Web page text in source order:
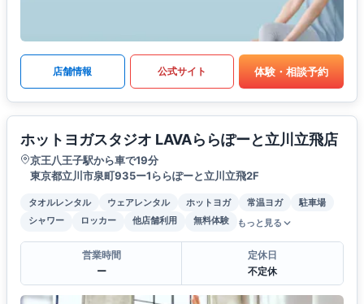
店舗情報 公式サイト 体験・相談予約
ホットヨガスタジオ LAVAららぽーと立川立飛店
京王八王子駅から車で19分
東京都立川市泉町935ー1ららぽーと立川立飛2F
タオルレンタル ウェアレンタル ホットヨガ 常温ヨガ
駐車場
シャワー
ロッカー 他店舗利用 無料体験 もっと見る
営業時間
ー
定休日
不定休